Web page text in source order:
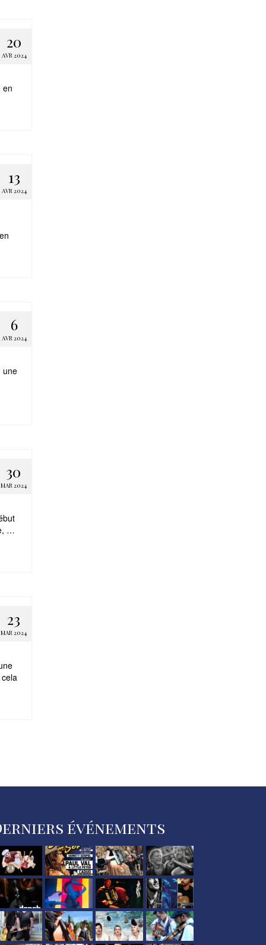
20
AVR 2024
en
13
AVR 2024
6
AVR 2024
une
30
MAR 2024
…
23
MAR 2024
événements